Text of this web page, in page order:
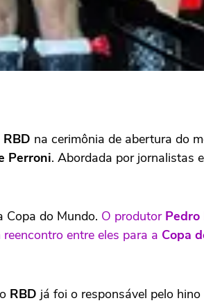
RBD na cerimônia de abertura do
Perroni. Abordada por jornalistas
Copa do Mundo. O produtor Pedro
entre eles para a Copa
RBD já foi o responsável pelo